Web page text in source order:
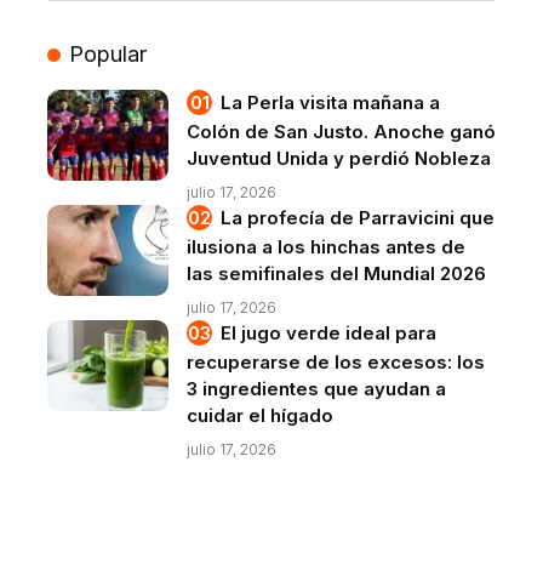
Popular
La Perla visita mañana a
Colón de San Justo. Anoche ganó
Juventud Unida y perdió Nobleza
julio 17, 2026
La profecía de Parravicini que
ilusiona a los hinchas antes de
las semifinales del Mundial 2026
julio 17, 2026
El jugo verde ideal para
recuperarse de los excesos: los
3 ingredientes que ayudan a
cuidar el hígado
julio 17, 2026